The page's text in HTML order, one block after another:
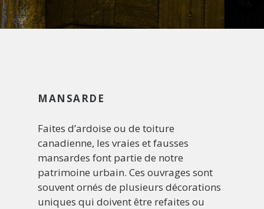
MANSARDE
Faites d’ardoise ou de toiture
canadienne, les vraies et fausses
mansardes font partie de notre
patrimoine urbain. Ces ouvrages sont
souvent ornés de plusieurs décorations
uniques qui doivent être refaites ou